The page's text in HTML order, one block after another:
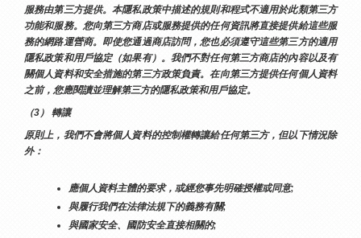
服務由第三方提供。本隱私政策中描述的規則和程式不適用於此類第三方
功能和服務。您向第三方商店或服務提供的任何資訊將直接提供給這些服
務的網路運營商。即使您通過商店訪問，您也必須遵守這些第三方的適用
隱私政策和用戶協定（如果有）。我們不對任何第三方商店的內容以及有
關個人資料和安全措施的第三方政策負責。在向第三方提供任何個人資料
之前，您應閱讀並理解第三方的隱私政策和用戶協定。
（3） 轉讓
原則上，我們不會將個人資料的控制權轉讓給任何第三方，但以下情況除
外：
應個人資料主體的要求，或經您事先明確授權或同意;
與履行我們在法律法規下的義務有關;
與國家安全、國防安全直接相關的;